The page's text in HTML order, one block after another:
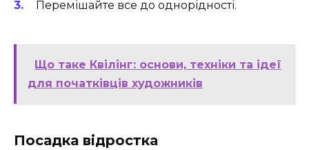
Перемішайте все до однорідності.
Що таке Квілінг: основи, техніки та ідеї
для початківців художників
Посадка відростка